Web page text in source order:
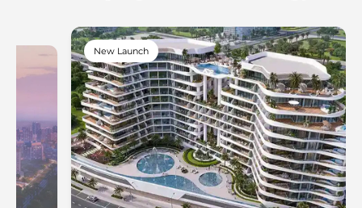
New Launch